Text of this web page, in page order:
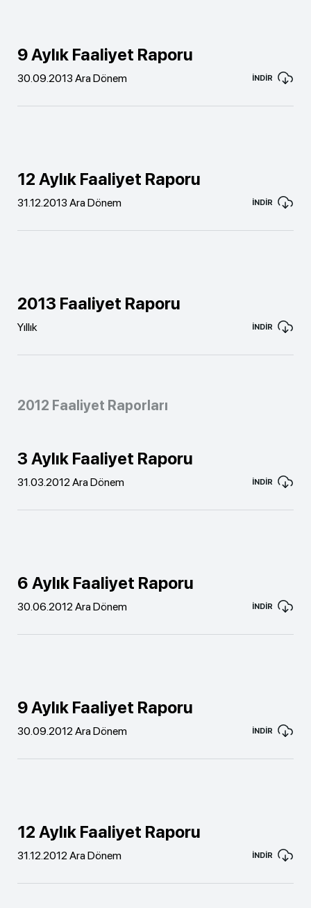
9 Aylık Faaliyet Raporu
30.09.2013 Ara Dönem İNDİR
12 Aylık Faaliyet Raporu
31.12.2013 Ara Dönem İNDİR
2013 Faaliyet Raporu
Yıllık İNDİR
2012 Faaliyet Raporları
3 Aylık Faaliyet Raporu
31.03.2012 Ara Dönem İNDİR
6 Aylık Faaliyet Raporu
30.06.2012 Ara Dönem İNDİR
9 Aylık Faaliyet Raporu
30.09.2012 Ara Dönem İNDİR
12 Aylık Faaliyet Raporu
31.12.2012 Ara Dönem İNDİR